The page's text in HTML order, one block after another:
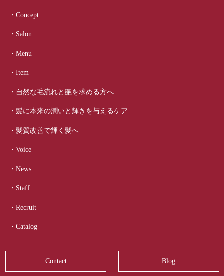
・Concept
・Salon
・Menu
・Item
・自然な毛流れと艶を求める方へ
・髪に本来の潤いと輝きを与えるケア
・髪質改善で輝く髪へ
・Voice
・News
・Staff
・Recruit
・Catalog
Contact Blog